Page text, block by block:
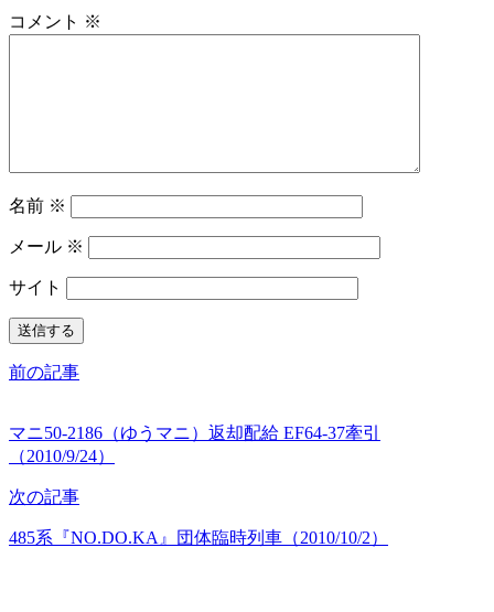
コメント ※
名前 ※
メール ※
サイト
前の記事
マニ50-2186（ゆうマニ）返却配給 EF64-37牽引
（2010/9/24）
次の記事
485系『NO.DO.KA』団体臨時列車（2010/10/2）